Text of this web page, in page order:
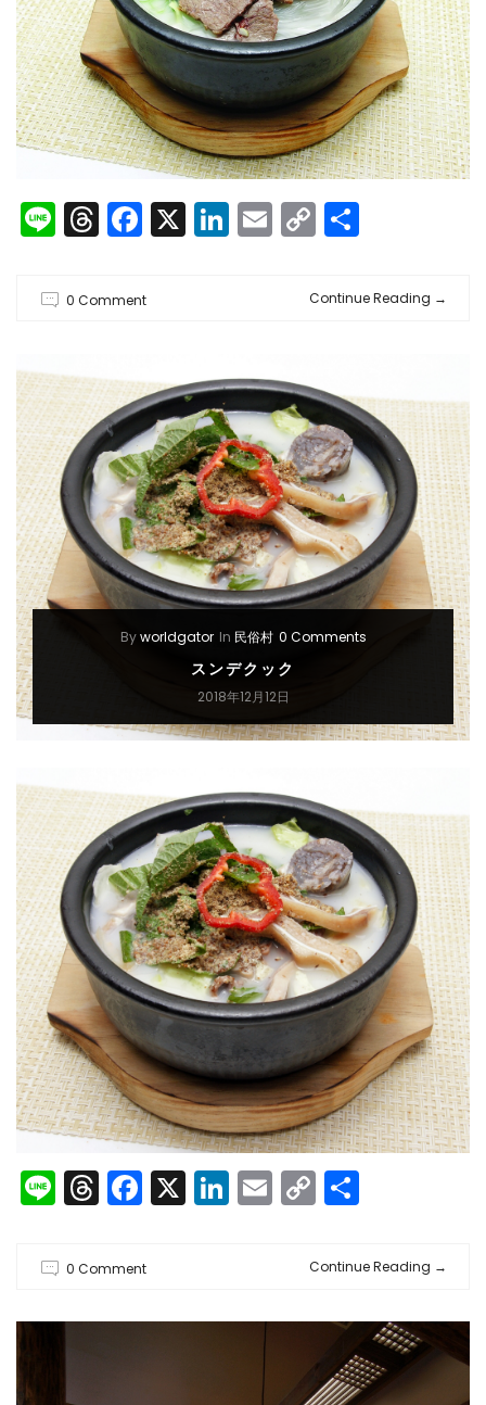
LineThreads
Facebook
X LinkedIn
Email
Copy
Link
0 Comment Continue Reading →
Byworldgator In 民俗村 0 Comments
スンデクック
2018年12月12日
LineThreads
Facebook
X LinkedIn
Email
Copy
Link
0 Comment Continue Reading →